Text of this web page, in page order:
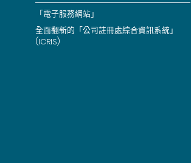
「電子服務網站」
全面翻新的「公司註冊處綜合資訊系統」
(ICRIS)